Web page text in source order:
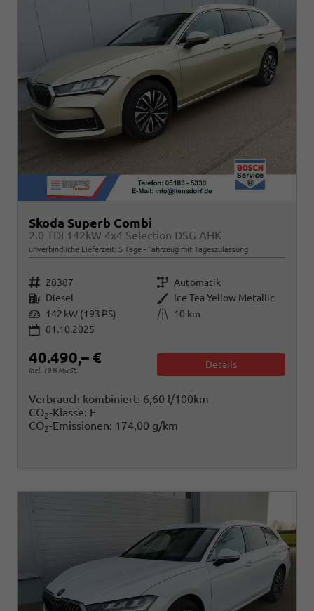
Skoda Superb Combi
2.0 TDI 142kW 4x4 Selection DSG AHK
unverbindliche Lieferzeit: 5 Tage Fahrzeug mit Tageszulassung
Fahrzeugnr. 28387 Getriebe Automatik
Kraftstoff Diesel Außenfarbe Ice Tea Yellow Metallic
Leistung 142 kW (193 PS) Kilometerstand
10 km
01.10.2025
40.490,– €
incl. 19% MwSt.
Details
Verbrauch kombiniert: 6,60 l/100km
CO2-Klasse: F
CO2-Emissionen: 174,00 g/km